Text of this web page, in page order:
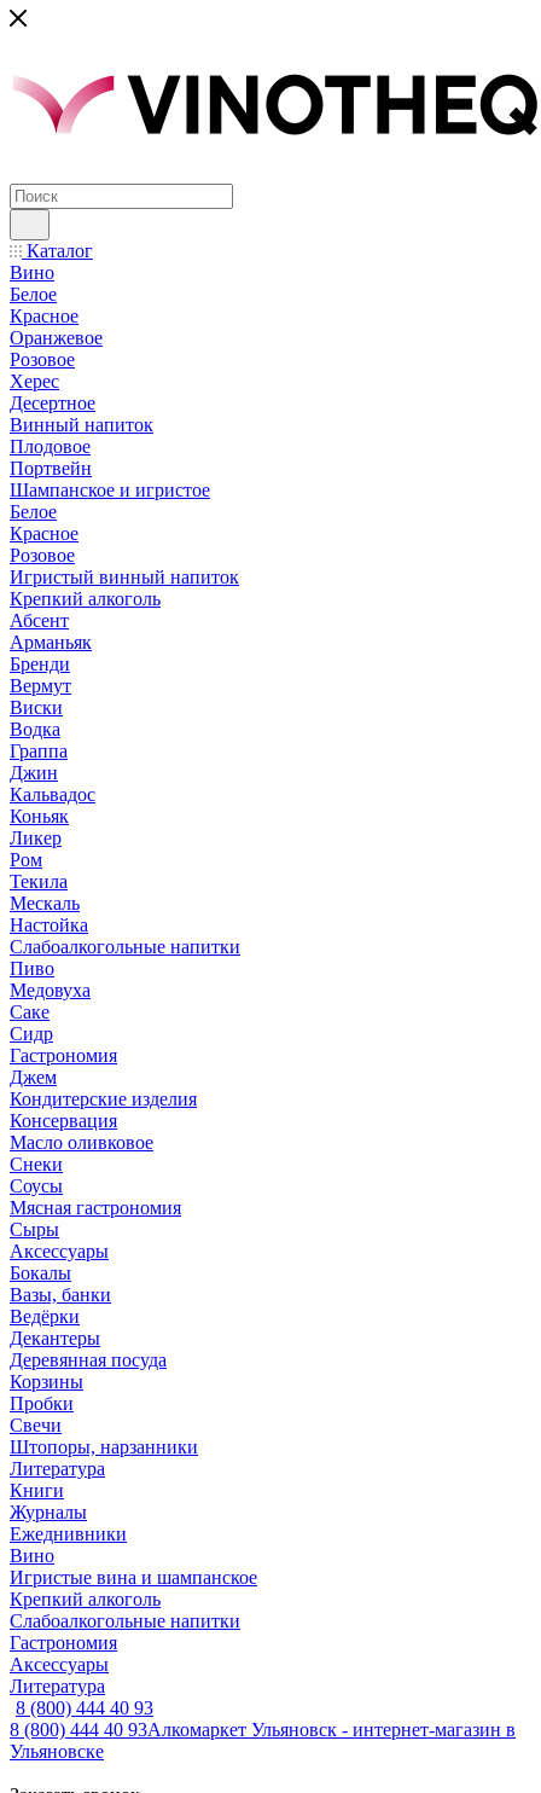
Каталог
Вино
Белое
Красное
Оранжевое
Розовое
Херес
Десертное
Винный напиток
Плодовое
Портвейн
Шампанское и игристое
Белое
Красное
Розовое
Игристый винный напиток
Крепкий алкоголь
Абсент
Арманьяк
Бренди
Вермут
Виски
Водка
Граппа
Джин
Кальвадос
Коньяк
Ликер
Ром
Текила
Мескаль
Настойка
Слабоалкогольные напитки
Пиво
Медовуха
Саке
Сидр
Гастрономия
Джем
Кондитерские изделия
Консервация
Масло оливковое
Снеки
Соусы
Мясная гастрономия
Сыры
Аксессуары
Бокалы
Вазы, банки
Ведёрки
Декантеры
Деревянная посуда
Корзины
Пробки
Свечи
Штопоры, нарзанники
Литература
Книги
Журналы
Ежеднивники
Вино
Игристые вина и шампанское
Крепкий алкоголь
Слабоалкогольные напитки
Гастрономия
Аксессуары
Литература
8 (800) 444 40 93
8 (800) 444 40 93Алкомаркет Ульяновск - интернет-магазин в
Ульяновске